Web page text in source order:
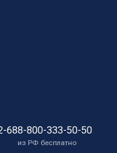
688-800-333-50-50
из РФ бесплатно